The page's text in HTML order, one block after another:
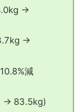
→
→
減
→ 83.5kg)